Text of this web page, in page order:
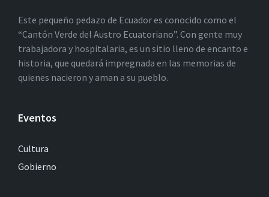
Este pequeño pedazo de Ecuador es conocido como el
“Cantón Verde del Austro Ecuatoriano”. Con gente muy
trabajadora y hospitalaria, es un sitio lleno de encanto e
historia, que quedará impregnada en las memorias de
quienes nacieron y aman a su pueblo.
Eventos
Cultura
Gobierno